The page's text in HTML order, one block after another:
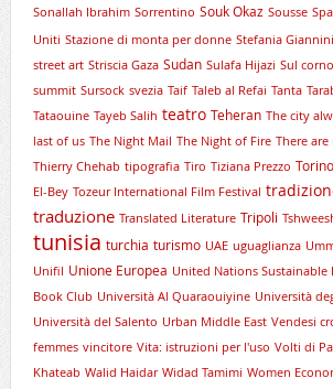
Sonallah Ibrahim Sorrentino Souk Okaz Sousse
Uniti Stazione di monta per donne Stefania Giannini
street art Striscia Gaza Sudan Sulafa Hijazi Sul
summit Sursock svezia Taif Taleb al Refai Tanta
Tataouine Tayeb Salih teatro Teheran The city
last of us The Night Mail The Night of Fire There
Thierry Chehab tipografia Tiro Tiziana Prezzo Torino
El-Bey Tozeur International Film Festival
traduzione Translated Literature Tripoli
tunisia turchia turismo UAE uguaglianza
Unifil Unione Europea United Nations Sustainable
Book Club Università Al Quaraouiyine Università
Università del Salento Urban Middle East Vendesi
femmes vincitore Vita: istruzioni per l'uso Volti di
Khateab Walid Haidar Widad Tamimi Women